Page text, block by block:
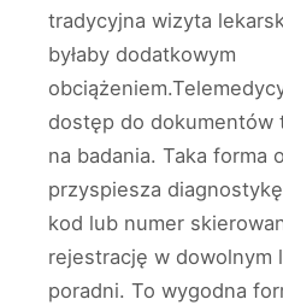
tradycyjna wizyta
byłaby dodatkowym
dostęp do dokumentów
na badania. Taka forma
przyspiesza
kod lub numer
rejestrację w dowolnym
poradni. To wygodna